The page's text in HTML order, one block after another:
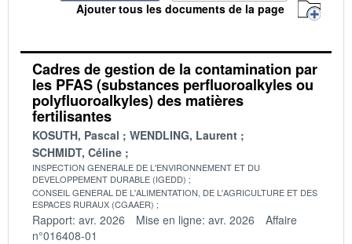
Ajouter tous les documents de la page
Cadres de gestion de la contamination par
les PFAS (substances perfluoroalkyles ou
polyfluoroalkyles) des matières
fertilisantes
KOSUTH, Pascal
WENDLING, Laurent
SCHMIDT, Céline
INSPECTION GENERALE DE L'ENVIRONNEMENT ET DU
DEVELOPPEMENT DURABLE (IGEDD)
CONSEIL GENERAL DE L'ALIMENTATION, DE L'AGRICULTURE ET DES
ESPACES RURAUX (CGAAER)
Rapport: avr. 2026 Mise en ligne: avr. 2026
Affaire
n°016408-01